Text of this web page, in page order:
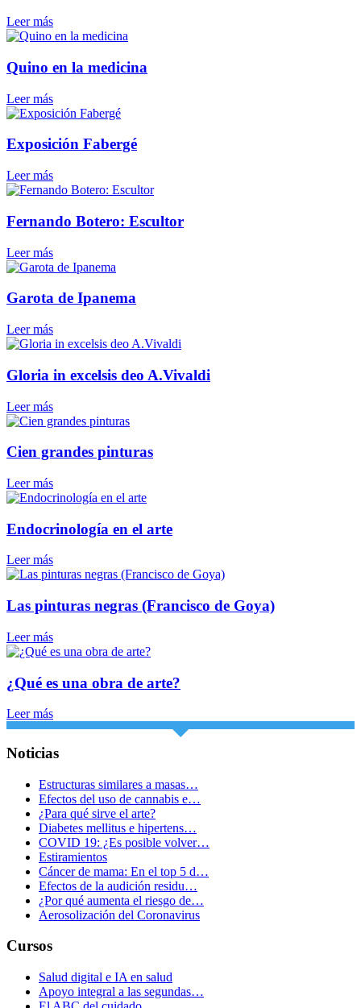
Leer más
Quino en la medicina
Leer más
Exposición Fabergé
Leer más
Fernando Botero: Escultor
Leer más
Garota de Ipanema
Leer más
Gloria in excelsis deo A.Vivaldi
Leer más
Cien grandes pinturas
Leer más
Endocrinología en el arte
Leer más
Las pinturas negras (Francisco de Goya)
Leer más
¿Qué es una obra de arte?
Leer más
Noticias
Estructuras similares a masas…
Efectos del uso de cannabis e…
¿Para qué sirve el arte?
Diabetes mellitus e hipertens…
COVID 19: ¿Es posible volver…
Estiramientos
Cáncer de mama: En el top 5 d…
Efectos de la audición residu…
¿Por qué aumenta el riesgo de…
Aerosolización del Coronavirus
Cursos
Salud digital e IA en salud
Apoyo integral a las segundas…